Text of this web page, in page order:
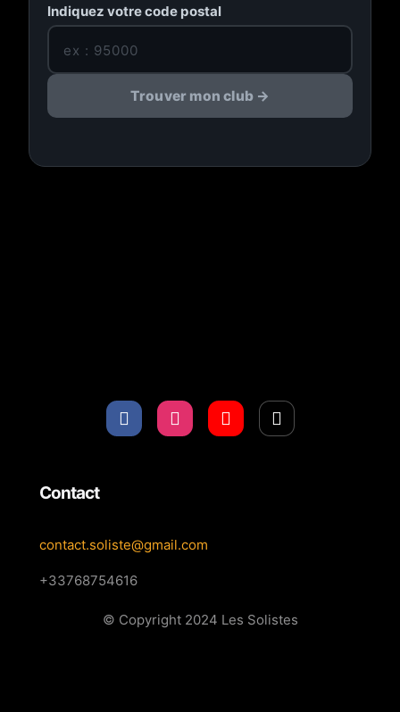
Indiquez votre code postal
Trouver mon club →
Contact
contact.soliste@gmail.com
+33768754616
© Copyright 2024 Les Solistes